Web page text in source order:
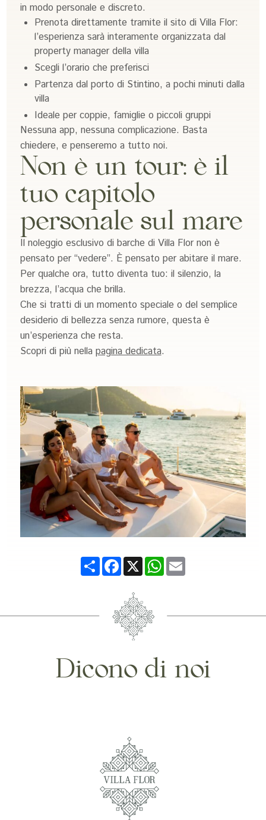
in modo personale e discreto.
Prenota direttamente tramite il sito di Villa Flor:
l’esperienza sarà interamente organizzata dal
property manager della villa
Scegli l’orario che preferisci
Partenza dal porto di Stintino, a pochi minuti dalla
villa
Ideale per coppie, famiglie o piccoli gruppi
Nessuna app, nessuna complicazione. Basta
chiedere, e penseremo a tutto noi.
Non è un tour: è il
tuo capitolo
personale sul mare
Il noleggio esclusivo di barche di Villa Flor non è
pensato per “vedere”. È pensato per abitare il mare.
Per qualche ora, tutto diventa tuo: il silenzio, la
brezza, l’acqua che brilla.
Che si tratti di un momento speciale o del semplice
desiderio di bellezza senza rumore, questa è
un’esperienza che resta.
Scopri di più nella pagina dedicata.
Share Facebook
X WhatsApp
Dicono di noi